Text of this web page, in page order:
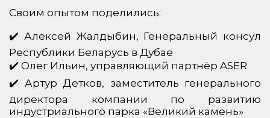
Своим опытом поделились:
✔️ Алексей Жалдыбин, Генеральный консул
Республики Беларусь в Дубае
✔️ Олег Ильин, управляющий партнёр ASER
✔️ Артур Детков, заместитель генерального
директора компании по развитию
индустриального парка «Великий камень»